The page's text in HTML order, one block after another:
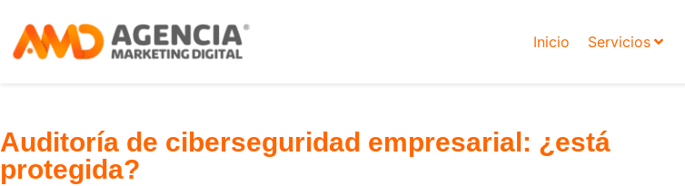
Inicio Servicios
Auditoría de ciberseguridad empresarial: ¿está
protegida?